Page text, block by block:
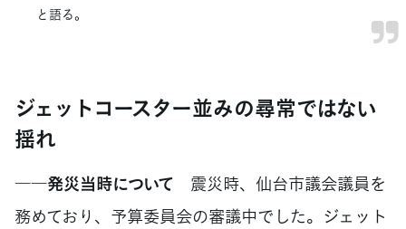
と語る。
ジェットコースター並みの尋常ではない
揺れ
――発災当時について 震災時、仙台市議会議員を
務めており、予算委員会の審議中でした。ジェット